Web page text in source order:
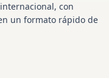
con
un formato rápido de